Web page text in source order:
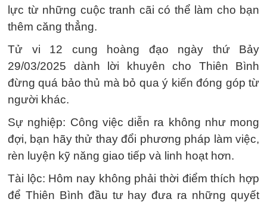
lực từ những cuộc tranh cãi có thể làm cho bạn
thêm căng thẳng.
Tử vi 12 cung hoàng đạo ngày thứ Bảy
29/03/2025 dành lời khuyên cho Thiên Bình
đừng quá bảo thủ mà bỏ qua ý kiến đóng góp từ
người khác.
Sự nghiệp: Công việc diễn ra không như mong
đợi, bạn hãy thử thay đổi phương pháp làm việc,
rèn luyện kỹ năng giao tiếp và linh hoạt hơn.
Tài lộc: Hôm nay không phải thời điểm thích hợp
để Thiên Bình đầu tư hay đưa ra những quyết